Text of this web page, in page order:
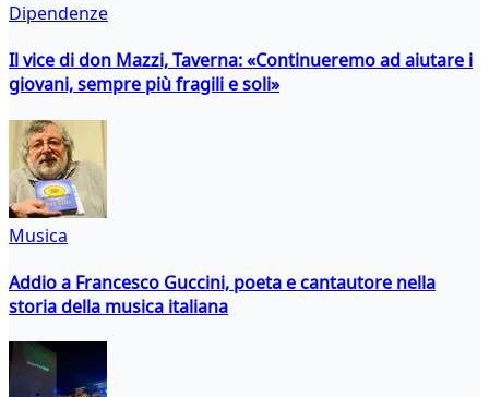
Dipendenze
Il vice di don Mazzi, Taverna: «Continueremo ad aiutare i
giovani, sempre più fragili e soli»
Musica
Addio a Francesco Guccini, poeta e cantautore nella
storia della musica italiana